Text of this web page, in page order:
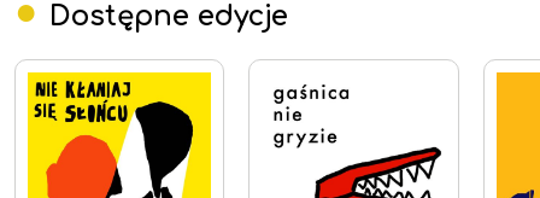
Dostępne edycje